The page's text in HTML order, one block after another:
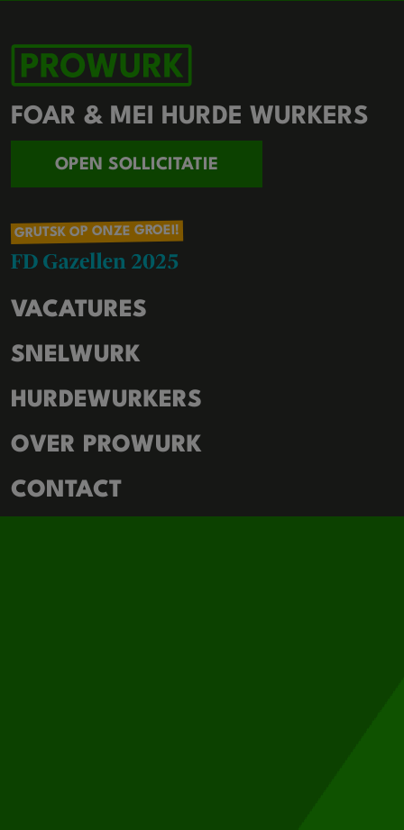
FOAR & MEI HURDE WURKERS
OPEN SOLLICITATIE
GRUTSK OP ONZE GROEI!
VACATURES
SNELWURK
HURDEWURKERS
OVER PROWURK
CONTACT